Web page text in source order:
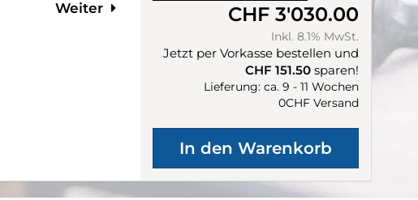
Weiter CHF 3'030.00
Inkl. 8.1% MwSt.
Jetzt per Vorkasse bestellen und
CHF 151.50 sparen!
Lieferung: ca. 9 - 11 Wochen
0CHF Versand